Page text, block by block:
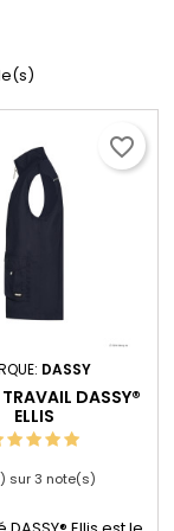
DASSY
TRAVAIL DASSY®
ELLIS
) sur3 note(s)
favorite_border